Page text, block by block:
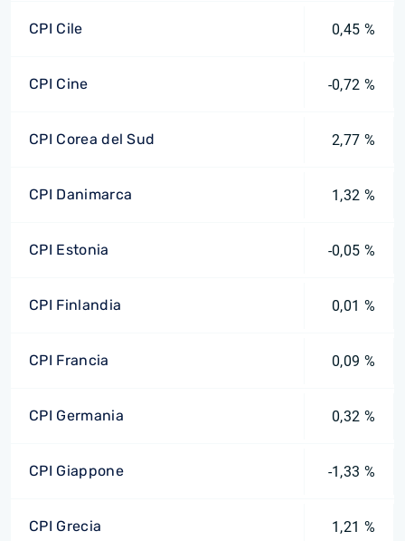
CPI Cile 0,45 %
CPI Cine -0,72 %
CPI Corea del Sud 2,77 %
CPI Danimarca 1,32 %
CPI Estonia -0,05 %
CPI Finlandia 0,01 %
CPI Francia 0,09 %
CPI Germania 0,32 %
CPI Giappone -1,33 %
CPI Grecia 1,21 %